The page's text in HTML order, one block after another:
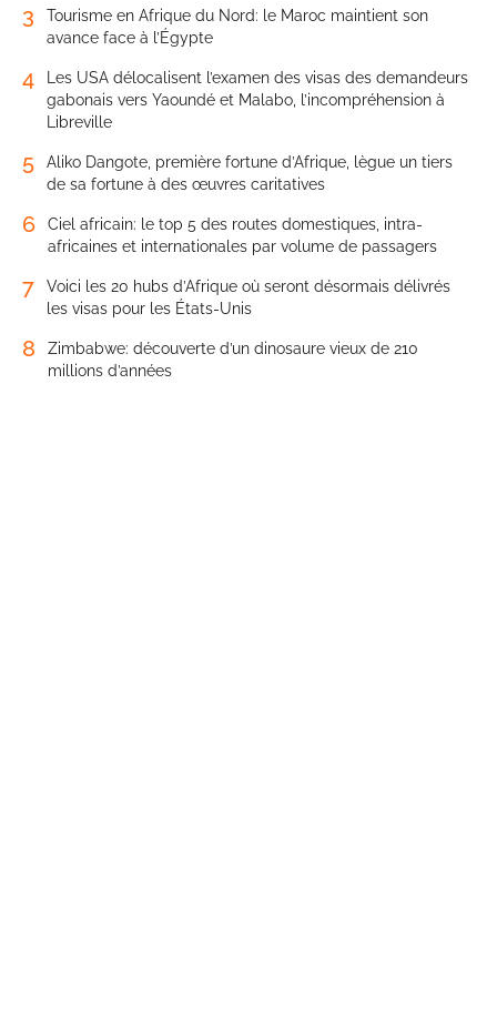
3
Tourisme en Afrique du Nord: le Maroc maintient son
avance face à l’Égypte
4
Les USA délocalisent l’examen des visas des demandeurs
gabonais vers Yaoundé et Malabo, l’incompréhension à
Libreville
5
Aliko Dangote, première fortune d’Afrique, lègue un tiers
de sa fortune à des œuvres caritatives
6
Ciel africain: le top 5 des routes domestiques, intra-
africaines et internationales par volume de passagers
7
Voici les 20 hubs d’Afrique où seront désormais délivrés
les visas pour les États-Unis
8
Zimbabwe: découverte d’un dinosaure vieux de 210
millions d’années